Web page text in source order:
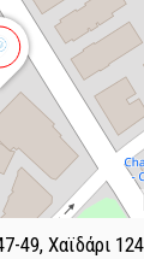
49, Χαϊδάρι